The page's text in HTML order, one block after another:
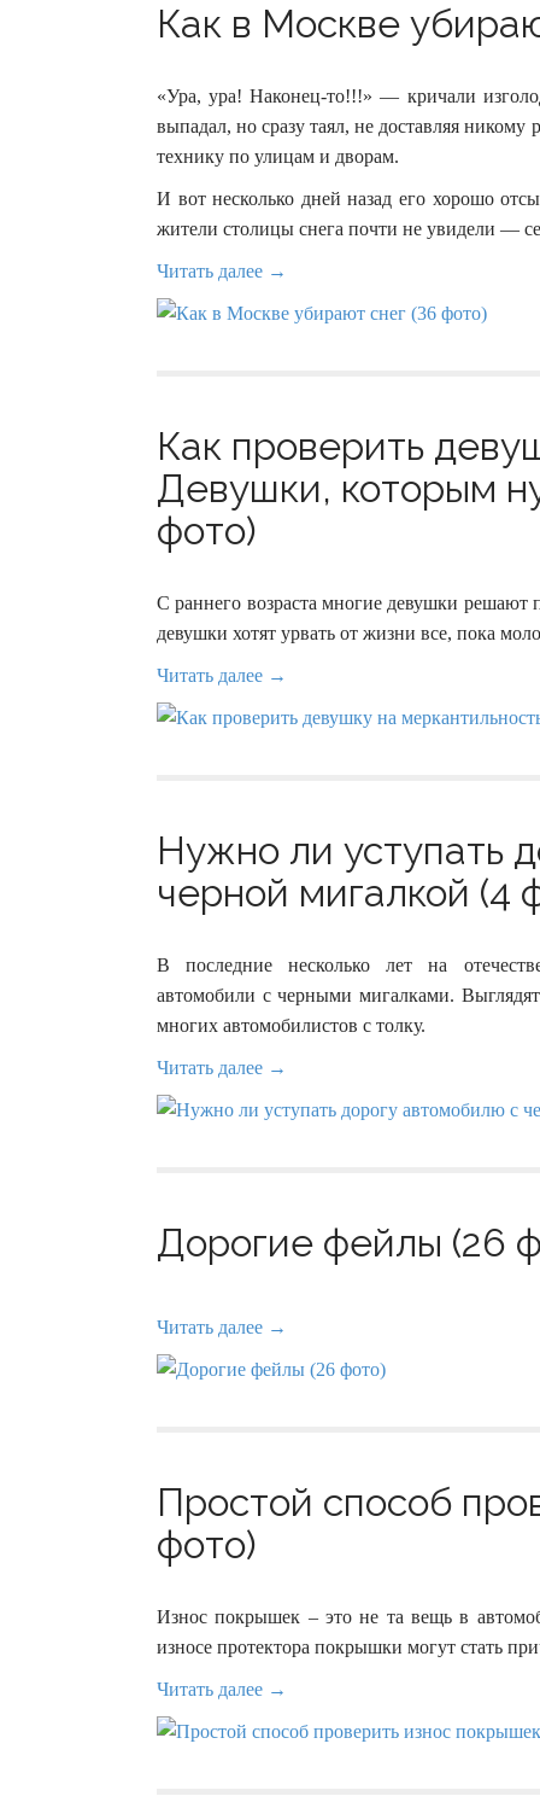
Как в Москве
«Ура, ура! Наконец-то!!!» — кричали
выпадал, но сразу таял, не доставляя
технику по улицам и дворам.
И вот несколько дней назад его хорошо
жители столицы снега почти не увидели —
Читать далее →
Как проверить
Девушки, которым
фото)
С раннего возраста многие девушки
девушки хотят урвать от жизни все, пока
Читать далее →
Нужно ли уступать
черной мигалкой (4
В последние несколько лет на
автомобили с черными мигалками.
многих автомобилистов с толку.
Читать далее →
Дорогие фейлы (26
Читать далее →
Простой способ
фото)
Износ покрышек – это не та вещь в
износе протектора покрышки могут стать
Читать далее →